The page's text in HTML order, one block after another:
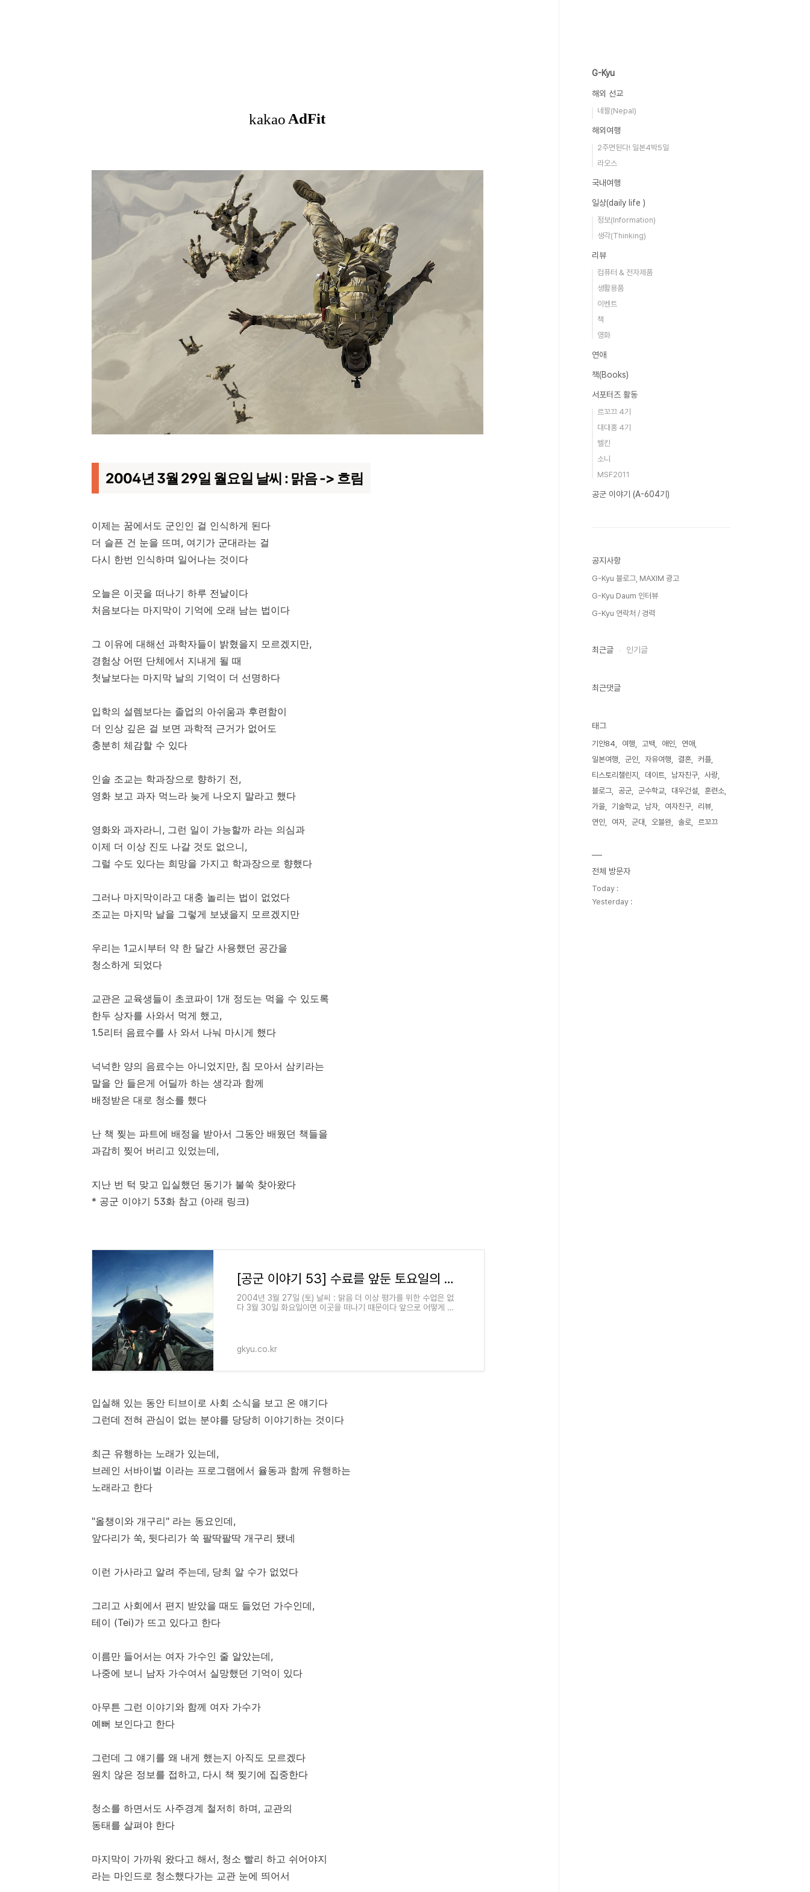
2004년 3월 29일 월요일 날씨 : 맑음 -> 흐림
이제는 꿈에서도 군인인 걸 인식하게 된다
더 슬픈 건 눈을 뜨며, 여기가 군대라는 걸
다시 한번 인식하며 일어나는 것이다
오늘은 이곳을 떠나기 하루 전날이다
처음보다는 마지막이 기억에 오래 남는 법이다
그 이유에 대해선 과학자들이 밝혔을지 모르겠지만,
경험상 어떤 단체에서 지내게 될 때
첫날보다는 마지막 날의 기억이 더 선명하다
입학의 설렘보다는 졸업의 아쉬움과 후련함이
더 인상 깊은 걸 보면 과학적 근거가 없어도
충분히 체감할 수 있다
인솔 조교는 학과장으로 향하기 전,
영화 보고 과자 먹느라 늦게 나오지 말라고 했다
영화와 과자라니, 그런 일이 가능할까 라는 의심과
이제 더 이상 진도 나갈 것도 없으니,
그럴 수도 있다는 희망을 가지고 학과장으로 향했다
그러나 마지막이라고 대충 놀리는 법이 없었다
조교는 마지막 날을 그렇게 보냈을지 모르겠지만
우리는 1교시부터 약 한 달간 사용했던 공간을
청소하게 되었다
교관은 교육생들이 초코파이 1개 정도는 먹을 수 있도록
한두 상자를 사와서 먹게 했고,
1.5리터 음료수를 사 와서 나눠 마시게 했다
넉넉한 양의 음료수는 아니었지만, 침 모아서 삼키라는
말을 안 들은게 어딜까 하는 생각과 함께
배정받은 대로 청소를 했다
난 책 찢는 파트에 배정을 받아서 그동안 배웠던 책들을
과감히 찢어 버리고 있었는데,
지난 번 턱 맞고 입실했던 동기가 불쑥 찾아왔다
* 공군 이야기 53화 참고 (아래 링크)
[공군 이야기 53] 수료를 앞둔 토요일의 기술 학교
2004년 3월 27일 (토) 날씨 : 맑음 더 이상 평가를 위한 수업은 없
다 3월 30일 화요일이면 이곳을 떠나기 때문이다 앞으로 어떻게 될
gkyu.co.kr
입실해 있는 동안 티브이로 사회 소식을 보고 온 얘기다
그런데 전혀 관심이 없는 분야를 당당히 이야기하는 것이다
최근 유행하는 노래가 있는데,
브레인 서바이벌 이라는 프로그램에서 율동과 함께 유행하는
노래라고 한다
"올챙이와 개구리" 라는 동요인데,
앞다리가 쑥, 뒷다리가 쑥 팔딱팔딱 개구리 됐네
이런 가사라고 알려 주는데, 당최 알 수가 없었다
그리고 사회에서 편지 받았을 때도 들었던 가수인데,
테이 (Tei)가 뜨고 있다고 한다
이름만 들어서는 여자 가수인 줄 알았는데,
나중에 보니 남자 가수여서 실망했던 기억이 있다
아무튼 그런 이야기와 함께 여자 가수가
예뻐 보인다고 한다
그런데 그 얘기를 왜 내게 했는지 아직도 모르겠다
원치 않은 정보를 접하고, 다시 책 찢기에 집중한다
청소를 하면서도 사주경계 철저히 하며, 교관의
동태를 살펴야 한다
마지막이 가까워 왔다고 해서, 청소 빨리 하고 쉬어야지
라는 마인드로 청소했다가는 교관 눈에 띄어서
G-Kyu
해외 선교
네팔(Nepal)
해외여행
2주면된다! 일본4박5일
라오스
국내여행
일상(daily life )
정보(Information)
생각(Thinking)
리뷰
컴퓨터 & 전자제품
생활용품
이벤트
책
영화
연애
책(Books)
서포터즈 활동
르꼬끄 4기
대대홍 4기
벨킨
소니
MSF2011
공군 이야기 (A-604기)
공지사항
G-Kyu 블로그, MAXIM 광고
G-Kyu Daum 인터뷰
G-Kyu 연락처 / 경력
최근글 인기글
최근댓글
태그
기안84 여행 고백 애인
연애
일본여행
군인 자유여행 결혼
커플
티스토리챌린지
데이트 남자친구
사랑
블로그
공군 군수학교 대우건설
훈련소
가을
기술학교 남자 여자친구
리뷰
연인
여자 군대 오블완 솔로 르꼬끄
전체 방문자
Today :
Yesterday :